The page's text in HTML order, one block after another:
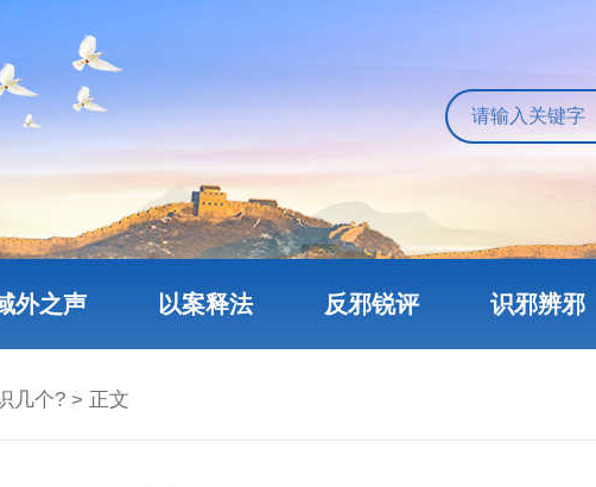
外之声 以案释法 反邪锐评 识邪辨邪
几个? > 正文